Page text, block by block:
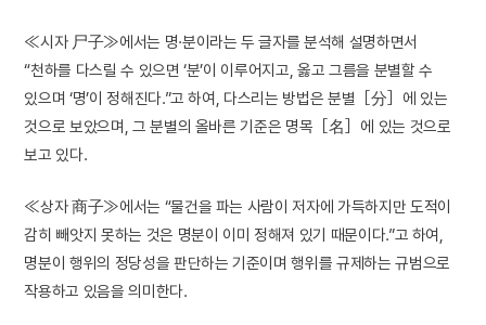
≪시자 尸子≫에서는 명·분이라는 두 글자를 분석해 설명하면서
“천하를 다스릴 수 있으면 ‘분’이 이루어지고, 옳고 그름을 분별할 수
있으며 ‘명’이 정해진다.”고 하여, 다스리는 방법은 분별［分］에 있는
것으로 보았으며, 그 분별의 올바른 기준은 명목［名］에 있는 것으로
보고 있다.
≪상자 商子≫에서는 “물건을 파는 사람이 저자에 가득하지만 도적이
감히 빼앗지 못하는 것은 명분이 이미 정해져 있기 때문이다.”고 하여,
명분이 행위의 정당성을 판단하는 기준이며 행위를 규제하는 규범으로
작용하고 있음을 의미한다.